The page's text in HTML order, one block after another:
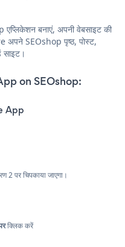
बनाएं, अपनी वेबसाइट की
SEOshop पृष्ठ, पोस्ट,
साइट।
on SEOshop:
App
2 पर चिपकाया जाएगा।
क्लिक करें